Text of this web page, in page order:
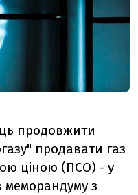
продовжити
продавати газ
ціною (ПСО) - у
меморандуму з